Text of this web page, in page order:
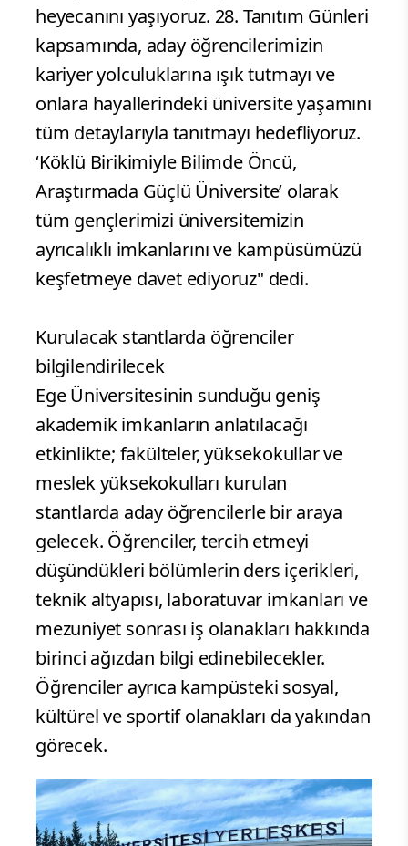
heyecanını yaşıyoruz. 28. Tanıtım Günleri
kapsamında, aday öğrencilerimizin
kariyer yolculuklarına ışık tutmayı ve
onlara hayallerindeki üniversite yaşamını
tüm detaylarıyla tanıtmayı hedefliyoruz.
‘Köklü Birikimiyle Bilimde Öncü,
Araştırmada Güçlü Üniversite’ olarak
tüm gençlerimizi üniversitemizin
ayrıcalıklı imkanlarını ve kampüsümüzü
keşfetmeye davet ediyoruz" dedi.
Kurulacak stantlarda öğrenciler
bilgilendirilecek
Ege Üniversitesinin sunduğu geniş
akademik imkanların anlatılacağı
etkinlikte; fakülteler, yüksekokullar ve
meslek yüksekokulları kurulan
stantlarda aday öğrencilerle bir araya
gelecek. Öğrenciler, tercih etmeyi
düşündükleri bölümlerin ders içerikleri,
teknik altyapısı, laboratuvar imkanları ve
mezuniyet sonrası iş olanakları hakkında
birinci ağızdan bilgi edinebilecekler.
Öğrenciler ayrıca kampüsteki sosyal,
kültürel ve sportif olanakları da yakından
görecek.